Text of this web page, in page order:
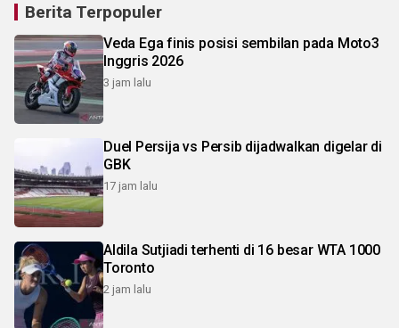
Berita Terpopuler
Veda Ega finis posisi sembilan pada Moto3
Inggris 2026
3 jam lalu
Duel Persija vs Persib dijadwalkan digelar di
GBK
17 jam lalu
Aldila Sutjiadi terhenti di 16 besar WTA 1000
Toronto
2 jam lalu